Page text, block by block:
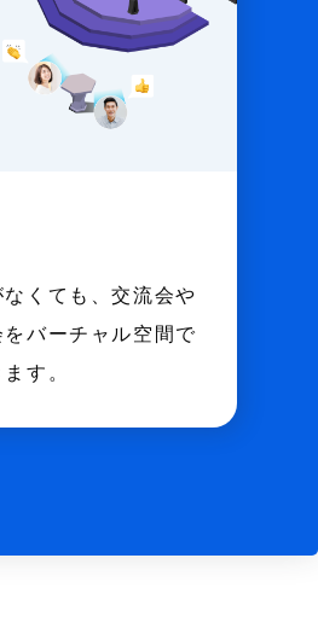
くても、交流会や
バーチャル空間で
す。